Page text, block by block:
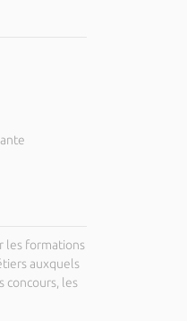
les formations
auxquels
concours, les